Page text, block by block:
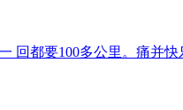
都要100多公里。痛并